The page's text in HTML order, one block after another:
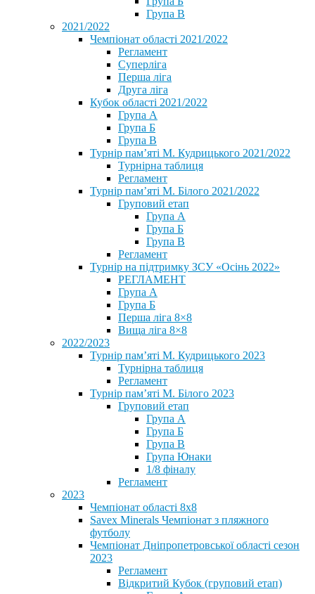
Група В
2021/2022
Чемпіонат області 2021/2022
Регламент
Суперліга
Перша ліга
Друга ліга
Кубок області 2021/2022
Група А
Група Б
Група В
Турнір пам’яті М. Кудрицького 2021/2022
Турнірна таблиця
Регламент
Турнір пам’яті М. Білого 2021/2022
Груповий етап
Група А
Група Б
Група В
Регламент
Турнір на підтримку ЗСУ «Осінь 2022»
РЕГЛАМЕНТ
Група А
Група Б
Перша ліга 8×8
Вища ліга 8×8
2022/2023
Турнір пам’яті М. Кудрицького 2023
Турнірна таблиця
Регламент
Турнір пам’яті М. Білого 2023
Груповий етап
Група А
Група Б
Група В
Група Юнаки
1/8 фіналу
Регламент
2023
Чемпіонат області 8х8
Savex Minerals Чемпіонат з пляжного
футболу
Чемпіонат Дніпропетровської області сезон
2023
Регламент
Відкритий Кубок (груповий етап)